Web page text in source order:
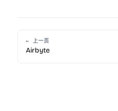
← 上一页
Airbyte